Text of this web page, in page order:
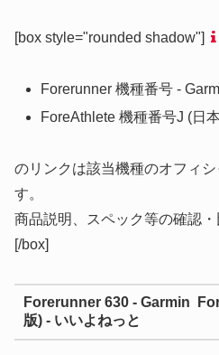
[box style="rounded shadow"]
Forerunner 機種番号 -
ForeAthlete 機種番号J (日
のリンクは該当機種のオフィ
す。
商品説明、スペック等の確認・
[/box]
Forerunner 630 - Garmin
版) - いいよねっと